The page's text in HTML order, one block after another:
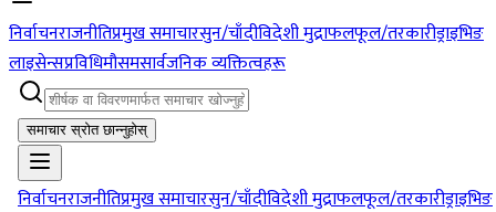
निर्वाचनराजनीतिप्रमुख समाचारसुन/चाँदीविदेशी मुद्राफलफूल/तरकारीड्राइभिङ
लाइसेन्सप्रविधिमौसमसार्वजनिक व्यक्तित्वहरू
समाचार स्रोत छान्नुहोस्
निर्वाचनराजनीतिप्रमुख समाचारसुन/चाँदीविदेशी मुद्राफलफूल/तरकारीड्राइभिङ